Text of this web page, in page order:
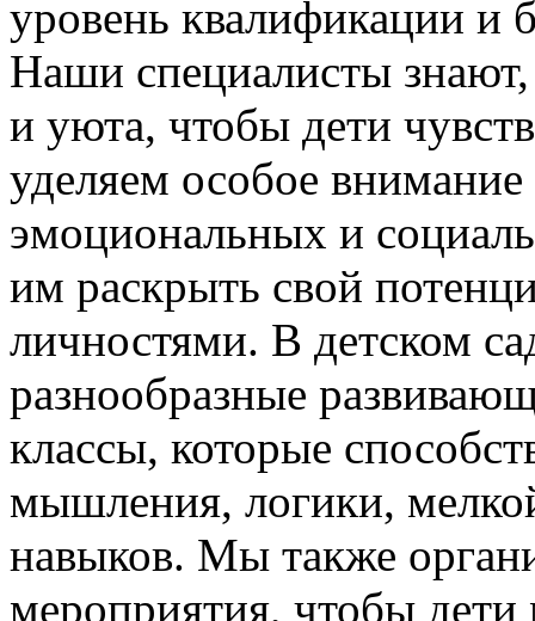
уровень квалификации и
Наши специалисты знают,
и уюта, чтобы дети
уделяем особое
эмоциональных и
им раскрыть свой
личностями. В детском
разнообразные
классы, которые
мышления, логики,
навыков. Мы также
мероприятия, чтобы дети